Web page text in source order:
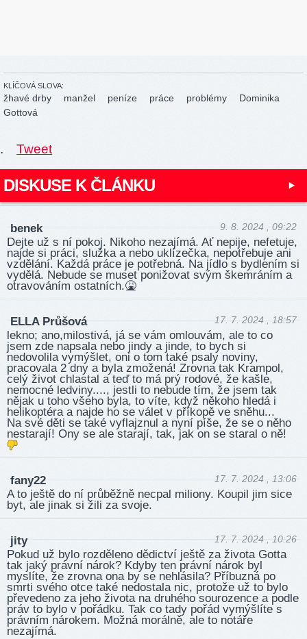
KLÍČOVÁ SLOVA:
žhavé drby manžel peníze práce problémy
Dominika
Gottová
. Tweet
DISKUSE K ČLÁNKU
benek 9. 8. 2024 , 09:22
Dejte už s ní pokoj. Nikoho nezajímá. Ať nepije, nefetuje,
najde si práci, služka a nebo uklízečka, nepotřebuje ani
vzdělání. Každá práce je potřebná. Na jídlo s bydlením si
vydělá. Nebude se muset ponižovat svým škemráním a
otravováním ostatních.🤮
ELLA Průšová 17. 7. 2024 , 18:57
lekno; ano,milostivá, já se vám omlouvám, ale to co
jsem zde napsala nebo jindy a jinde, to bych si
nedovolila vymýšlet, oni o tom také psaly noviny,
pracovala 2 dny a byla zmožená! Zrovna tak Krampol,
celý život chlastal a teď to má prý rodové, že kašle,
nemocné ledviny...., jestli to nebude tím, že jsem tak
nějak u toho všeho byla, to víte, když někoho hledá i
helikoptéra a najde ho se válet v příkopě ve sněhu...
Na své děti se také vyflajznul a nyní píše, že se o něho
nestarají! Ony se ale starají, tak, jak on se staral o ně!
fany22 17. 7. 2024 , 13:06
A to ještě do ní průběžně necpal miliony. Koupil jim sice
byt, ale jinak si žili za svoje.
jity 17. 7. 2024 , 10:26
Pokud už bylo rozděleno dědictví ještě za života Gotta
tak jaký právní nárok? Kdyby ten právní nárok byl
myslíte, že zrovna ona by se nehlásila? Příbuzná po
smrti svého otce také nedostala nic, protože už to bylo
převedeno za jeho života na druhého sourozence a podle
práv to bylo v pořádku. Tak co tady pořád vymýšlíte s
právním nárokem. Možná morálně, ale to notáře
nezajímá.